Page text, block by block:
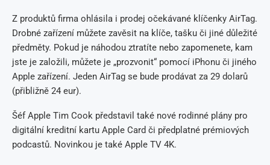
Z produktů firma ohlásila i prodej očekávané klíčenky AirTag.
Drobné zařízení můžete zavěsit na klíče, tašku či jiné důležité
předměty. Pokud je náhodou ztratíte nebo zapomenete, kam
jste je založili, můžete je „prozvonit“ pomocí iPhonu či jiného
Apple zařízení. Jeden AirTag se bude prodávat za 29 dolarů
(přibližně 24 eur).
Šéf Apple Tim Cook představil také nové rodinné plány pro
digitální kreditní kartu Apple Card či předplatné prémiových
podcastů. Novinkou je také Apple TV 4K.